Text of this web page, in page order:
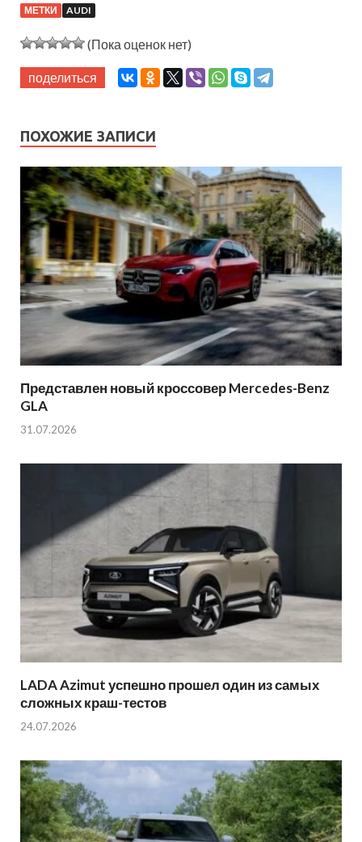
МЕТКИ AUDI
(Пока оценок нет)
поделиться
ПОХОЖИЕ ЗАПИСИ
Представлен новый кроссовер Mercedes-Benz
GLA
31.07.2026
LADA Azimut успешно прошел один из самых
сложных краш-тестов
24.07.2026